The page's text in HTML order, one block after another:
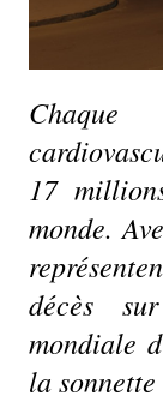
17
monde.
décès
mondiale
la